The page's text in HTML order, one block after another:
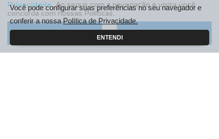
Trabalhe Conosco
Política de Privacidade
COMPARE
Privacidade . Ao seguir com a navegação e visita você
concorda com nossas Políticas.
Aceitar Recusar
Você pode configurar suas preferências no seu navegador e
conferir a nossaPolítica de Privacidade.
ENTENDI